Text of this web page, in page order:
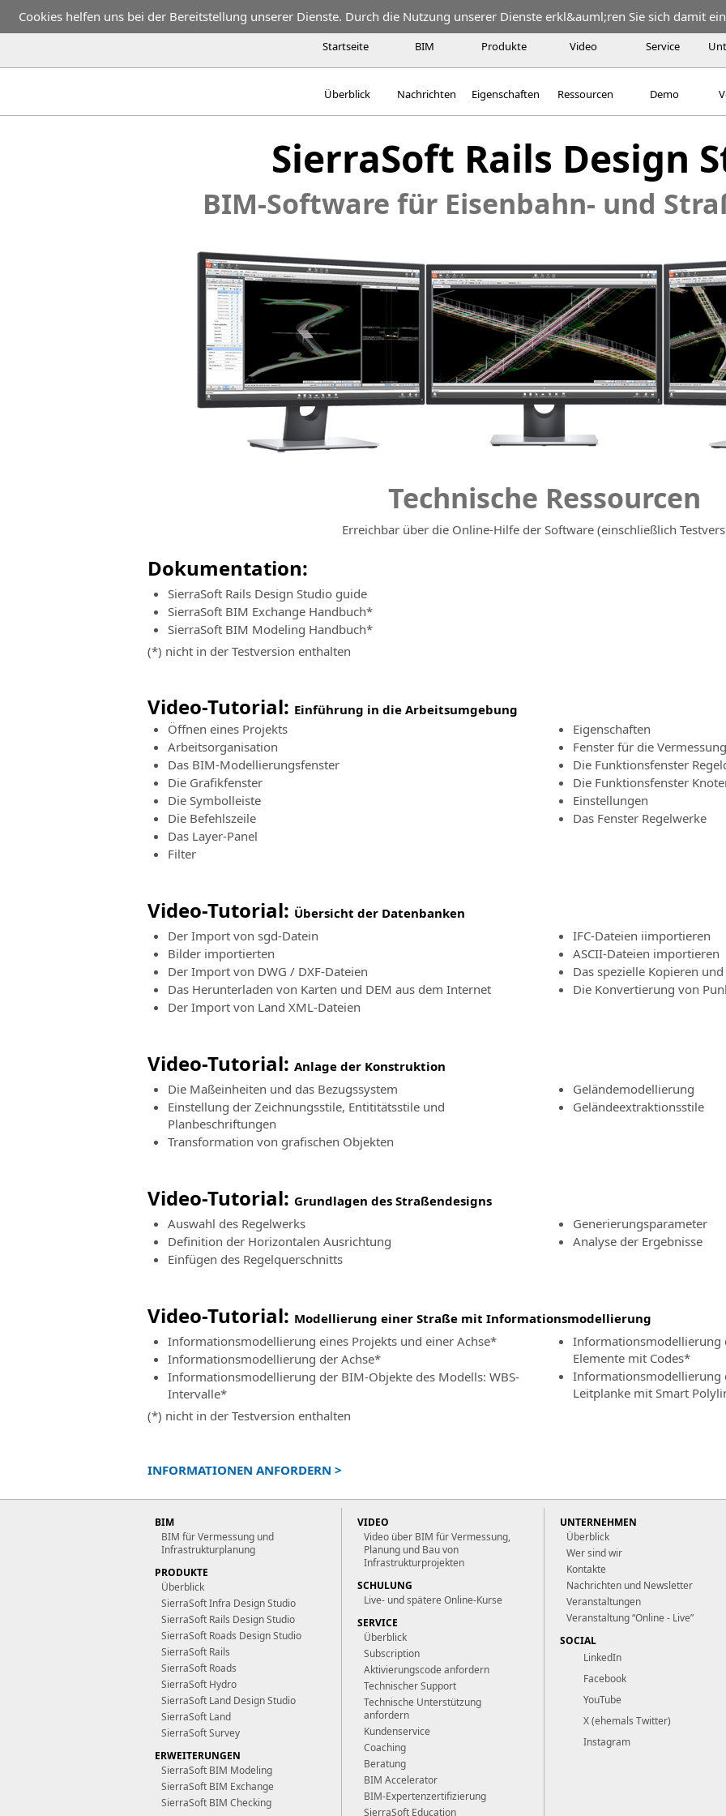
Startseite BIM Produkte Video Service
Überblick Nachrichten Eigenschaften Ressourcen Demo
SierraSoft Rails Design
BIM-Software für Eisenbahn- und
Technische Ressourcen
Erreichbar über die Online-Hilfe der Software (einschließlich
Dokumentation:
SierraSoft Rails Design Studio guide
SierraSoft BIM Exchange Handbuch*
SierraSoft BIM Modeling Handbuch*
(*) nicht in der Testversion enthalten
Video-Tutorial: Einführung in die Arbeitsumgebung
Öffnen eines Projekts
Arbeitsorganisation
Das BIM-Modellierungsfenster
Die Grafikfenster
Die Symbolleiste
Die Befehlszeile
Das Layer-Panel
Filter
Eigenschaften
Fenster für die
Die Funktionsfenster
Die Funktionsfenster
Einstellungen
Das Fenster Regelwerke
Video-Tutorial: Übersicht der Datenbanken
Der Import von sgd-Datein
Bilder importierten
Der Import von DWG / DXF-Dateien
Das Herunterladen von Karten und DEM aus dem Internet
Der Import von Land XML-Dateien
IFC-Dateien iimportieren
ASCII-Dateien importieren
Das spezielle Kopieren
Die Konvertierung von
Video-Tutorial: Anlage der Konstruktion
Die Maßeinheiten und das Bezugssystem
Einstellung der Zeichnungsstile, Entititätsstile und
Planbeschriftungen
Transformation von grafischen Objekten
Geländemodellierung
Geländeextraktionsstile
Video-Tutorial: Grundlagen des Straßendesigns
Auswahl des Regelwerks
Definition der Horizontalen Ausrichtung
Einfügen des Regelquerschnitts
Generierungsparameter
Analyse der Ergebnisse
Video-Tutorial: Modellierung einer Straße mit Informationsmodellierung
Informationsmodellierung eines Projekts und einer Achse*
Informationsmodellierung der Achse*
Informationsmodellierung der BIM-Objekte des Modells: WBS-
Intervalle*
Informationsmodellierung
Elemente mit Codes*
Informationsmodellierung
Leitplanke mit Smart
(*) nicht in der Testversion enthalten
INFORMATIONEN ANFORDERN >
BIM
BIM für Vermessung und
Infrastrukturplanung
PRODUKTE
Überblick
SierraSoft Infra Design Studio
SierraSoft Rails Design Studio
SierraSoft Roads Design Studio
SierraSoft Rails
SierraSoft Roads
SierraSoft Hydro
SierraSoft Land Design Studio
SierraSoft Land
SierraSoft Survey
ERWEITERUNGEN
SierraSoft BIM Modeling
SierraSoft BIM Exchange
SierraSoft BIM Checking
VIDEO
Video über BIM für Vermessung,
Planung und Bau von
Infrastrukturprojekten
SCHULUNG
Live- und spätere Online-Kurse
SERVICE
Überblick
Subscription
Aktivierungscode anfordern
Technischer Support
Technische Unterstützung
anfordern
Kundenservice
Coaching
Beratung
BIM Accelerator
BIM-Expertenzertifizierung
SierraSoft Education
UNTERNEHMEN
Überblick
Wer sind wir
Kontakte
Nachrichten und Newsletter
Veranstaltungen
Veranstaltung “Online - Live”
SOCIAL
LinkedIn
Facebook
YouTube
X (ehemals Twitter)
Instagram
Cookies helfen uns bei der Bereitstellung unserer Dienste. Durch die Nutzung unserer Dienste erkl&auml;ren Sie sich damit